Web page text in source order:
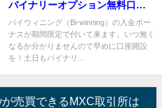
バイナリーオプション無料口座
開設方法 高評判の訳は
バイウィニング（Bi-winning）の入金ボー
ナスが期間限定で付いて来ます。いつ無く
なるか分かりませんので早めに口座開設
を！土日もバイナリ...
売買できるMXC取引所は